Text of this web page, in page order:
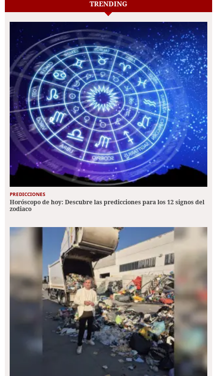
TRENDING
PREDICCIONES
Horóscopo de hoy: Descubre las predicciones para los 12 signos del
zodiaco